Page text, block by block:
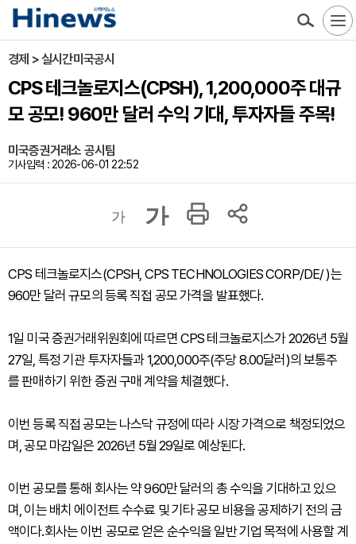
경제 > 실시간미국공시
CPS 테크놀로지스(CPSH), 1,200,000주 대규
모 공모! 960만 달러 수익 기대, 투자자들 주목!
미국증권거래소 공시팀
기사입력 : 2026-06-01 22:52
가 가
CPS 테크놀로지스(CPSH, CPS TECHNOLOGIES CORP/DE/ )는
960만 달러 규모의 등록 직접 공모 가격을 발표했다.
1일 미국 증권거래위원회에 따르면 CPS 테크놀로지스가 2026년 5월
27일, 특정 기관 투자자들과 1,200,000주(주당 8.00달러)의 보통주
를 판매하기 위한 증권 구매 계약을 체결했다.
이번 등록 직접 공모는 나스닥 규정에 따라 시장 가격으로 책정되었으
며, 공모 마감일은 2026년 5월 29일로 예상된다.
이번 공모를 통해 회사는 약 960만 달러의 총 수익을 기대하고 있으
며, 이는 배치 에이전트 수수료 및 기타 공모 비용을 공제하기 전의 금
액이다.회사는 이번 공모로 얻은 순수익을 일반 기업 목적에 사용할 계